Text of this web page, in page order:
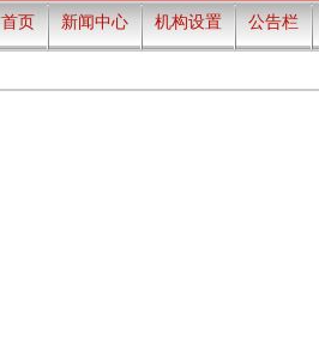
首页 新闻中心 机构设置 公告栏